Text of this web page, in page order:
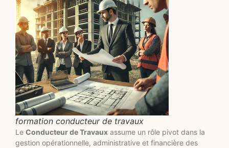
formation conducteur de travaux
Le Conducteur de Travaux assume un rôle pivot dans la
gestion opérationnelle, administrative et financière des